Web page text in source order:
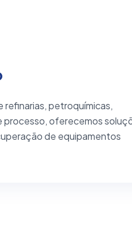
refinarias, petroquímicas,
processo, oferecemos
de equipamentos